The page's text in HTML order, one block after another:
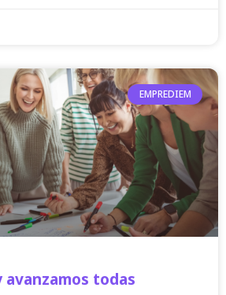
EMPREDIEM
avanzamos todas